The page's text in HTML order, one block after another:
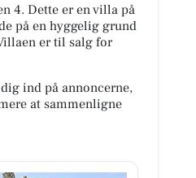
4. Dette er en villa på
på en hyggelig grund
er til salg for
ind på annoncerne,
at sammenligne